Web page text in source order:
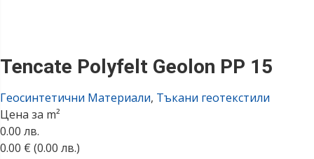
Tencate Polyfelt Geolon PP 15
Геосинтетични Материали, Тъкани геотекстили
Цена за m²
0.00 лв.
0.00 € (0.00 лв.)